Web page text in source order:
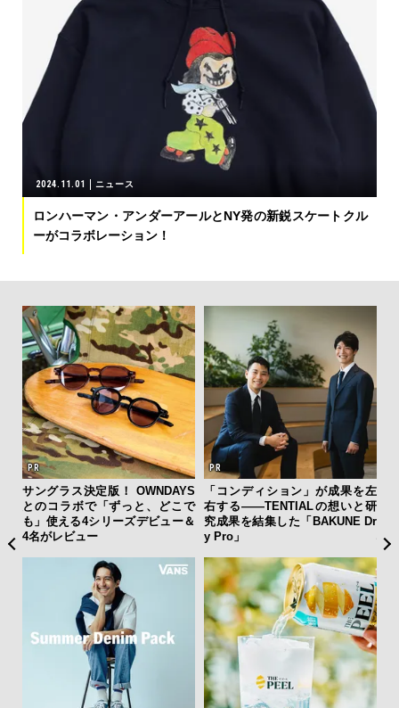
2024.11.01 ニュース
ロンハーマン・アンダーアールとNY発の新鋭スケートクル
ーがコラボレーション！
サングラス決定版！ OWNDAYS
とのコラボで「ずっと、どこで
も」使える4シリーズデビュー＆
4名がレビュー
「コンディション」が成果を左
右する——TENTIALの想いと研
究成果を結集した「BAKUNE Dr
y Pro」
心を